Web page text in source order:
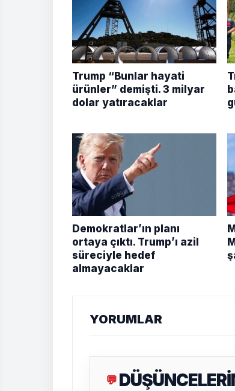
Trump “Bunlar hayati
ürünler” demişti. 3 milyar
dolar yatıracaklar
Demokratlar’ın planı
ortaya çıktı. Trump’ı azil
süreciyle hedef
almayacaklar
YORUMLAR
💬